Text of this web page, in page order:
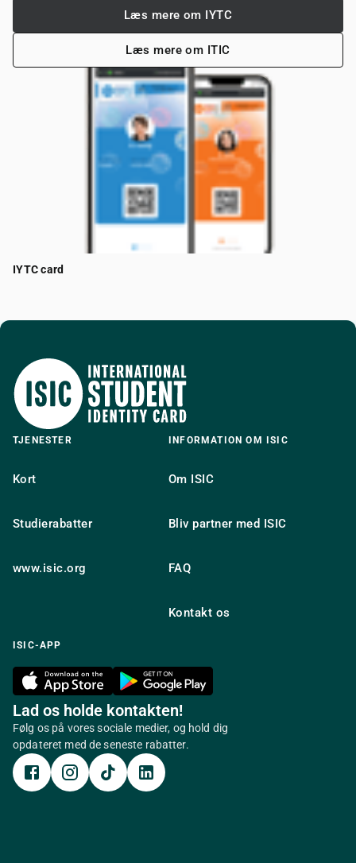
Læs mere om IYTC
Læs mere om ITIC
IYTC card
TJENESTER
Kort
Studierabatter
www.isic.org
INFORMATION OM ISIC
Om ISIC
Bliv partner med ISIC
FAQ
Kontakt os
ISIC-APP
Lad os holde kontakten!
Følg os på vores sociale medier, og hold dig
opdateret med de seneste rabatter.